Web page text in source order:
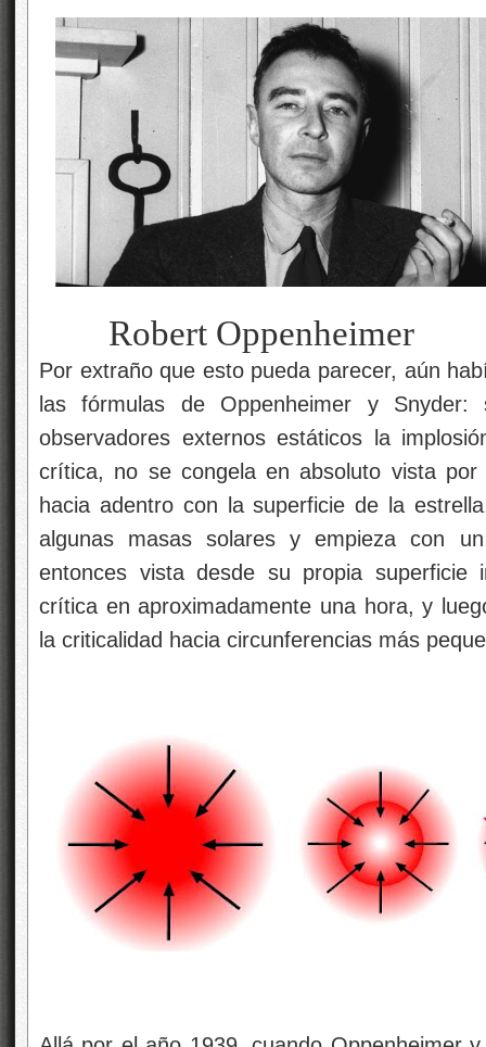
Robert Oppenheimer
Por extraño que esto pueda parecer, aún
las fórmulas de Oppenheimer y
observadores externos estáticos la
crítica, no se congela en absoluto vista
hacia adentro con la superficie de la
algunas masas solares y empieza con
entonces vista desde su propia superficie
crítica en aproximadamente una hora, y
la criticalidad hacia circunferencias más